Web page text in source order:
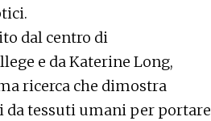
o dal centro di
e da Katerine Long,
ricerca che dimostra
tessuti umani per portare